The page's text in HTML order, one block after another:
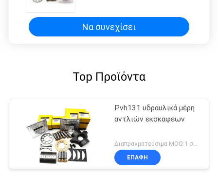
Να συνεχίσει
Top Προϊόντα
Pvh131 υδραυλικά μέρη
αντλιών εκσκαφέων
Διαπραγματεύσιμα MOQ:1 σύνολο
ΕΠΑΦΉ